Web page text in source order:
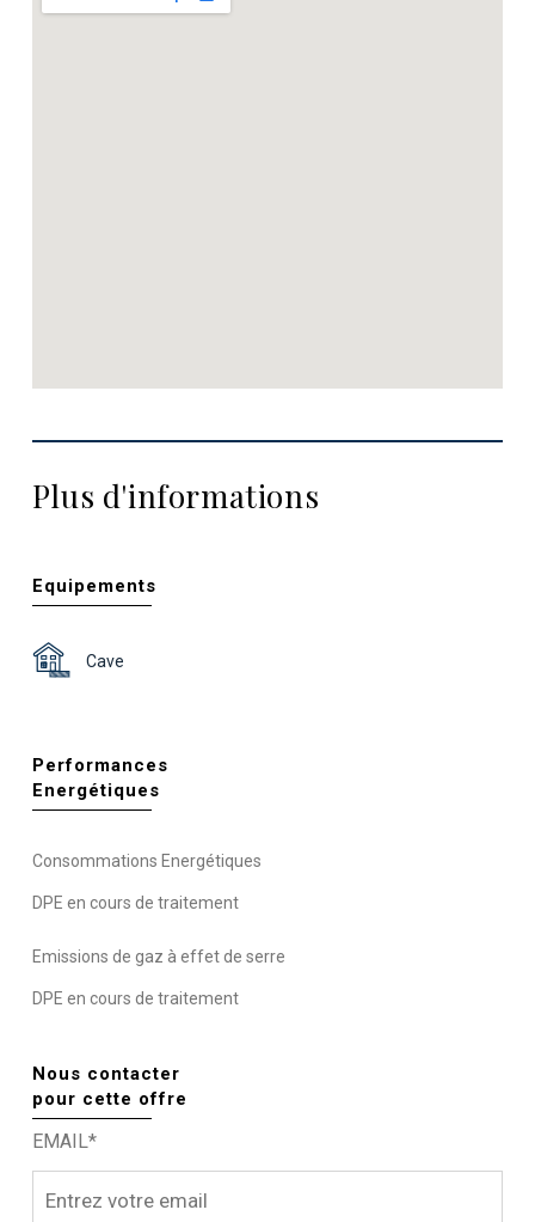
Plus d'informations
Equipements
Cave
Performances
Energétiques
Consommations Energétiques
DPE en cours de traitement
Emissions de gaz à effet de serre
DPE en cours de traitement
Nous contacter
pour cette offre
EMAIL*